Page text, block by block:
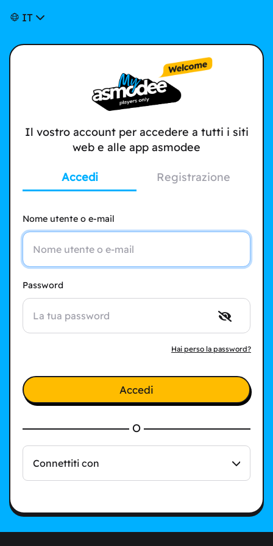
IT
Il vostro account per accedere a tutti i siti
web e alle app asmodee
Accedi Registrazione
Nome utente o e-mail
Password
Hai perso la password?
Accedi
O
Connettiti con